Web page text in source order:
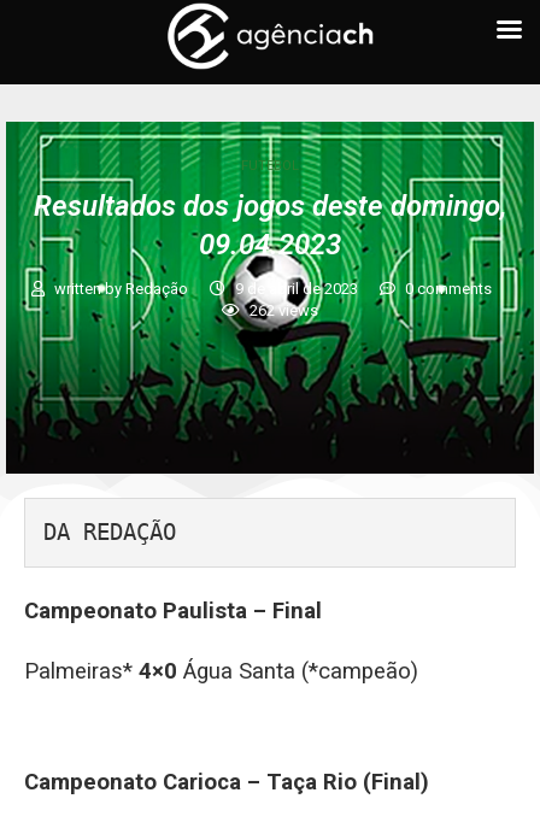
FUTEBOL
Resultados dos jogos deste domingo,
09.04.2023
written by Redação 9 de abril de 2023
0 comments
262views
DA REDAÇÃO
Campeonato Paulista – Final
Palmeiras* 4×0 Água Santa (*campeão)
Campeonato Carioca – Taça Rio (Final)